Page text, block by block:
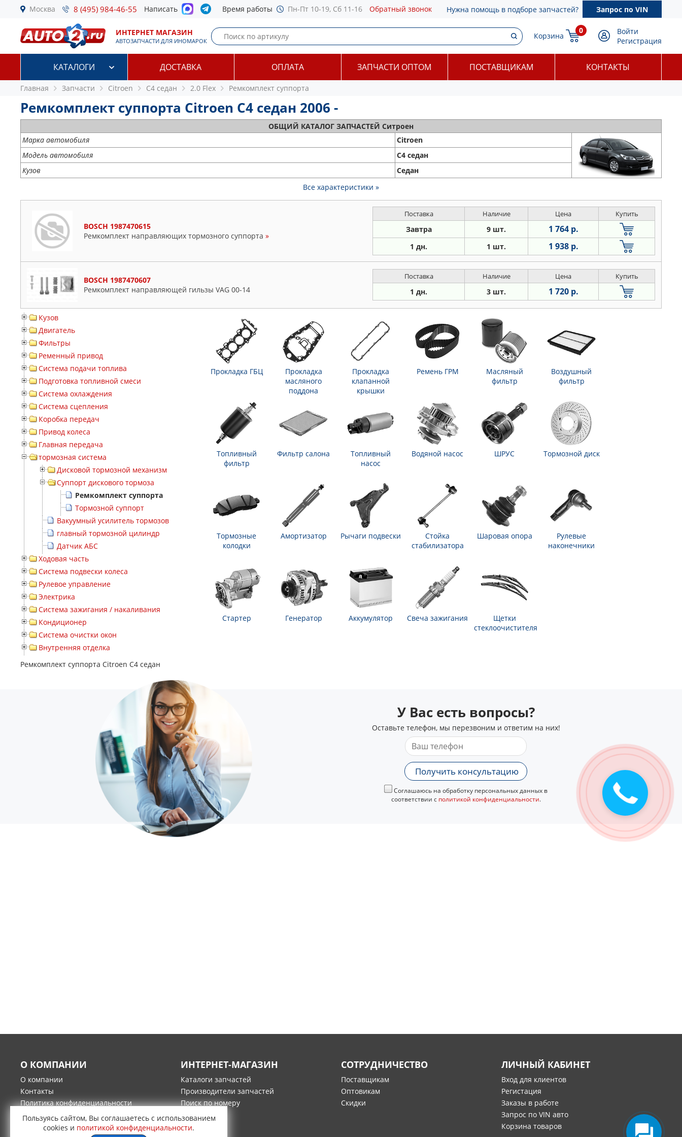
Москва 8 (495) 984-46-55 Написать Время работы Пн-Пт 10-19, Сб 11-16 Обратный звонок Нужна помощь в подборе запчастей? Запрос по VIN
ИНТЕРНЕТ МАГАЗИН
АВТОЗАПЧАСТИ ДЛЯ ИНОМАРОК
Корзина
0
Войти
Регистрация
КАТАЛОГИ ДОСТАВКА ОПЛАТА ЗАПЧАСТИ ОПТОМ ПОСТАВЩИКАМ КОНТАКТЫ
Главная Запчасти Citroen C4 седан 2.0 Flex Ремкомплект суппорта
Ремкомплект суппорта Citroen C4 седан 2006 -
ОБЩИЙ КАТАЛОГ ЗАПЧАСТЕЙ Ситроен
Марка автомобиля
Citroen
Модель автомобиля
C4 седан
Кузов
Седан
Все характеристики »
BOSCH 1987470615
Ремкомплект направляющих тормозного суппорта »
Поставка Наличие Цена Купить
Завтра 9 шт. 1 764 р.
1 дн. 1 шт. 1 938 р.
BOSCH 1987470607
Ремкомплект направляющей гильзы VAG 00-14
Поставка Наличие Цена Купить
1 дн. 3 шт. 1 720 р.
Кузов
Двигатель
Фильтры
Ременный привод
Система подачи топлива
Подготовка топливной смеси
Система охлаждения
Система сцепления
Коробка передач
Привод колеса
Главная передача
тормозная система
Дисковой тормозной механизм
Суппорт дискового тормоза
Ремкомплект суппорта
Тормозной суппорт
Вакуумный усилитель тормозов
главный тормозной цилиндр
Датчик АБС
Ходовая часть
Система подвески колеса
Рулевое управление
Электрика
Система зажигания / накаливания
Кондиционер
Система очистки окон
Внутренняя отделка
Прокладка ГБЦ
Прокладка
масляного
поддона
Прокладка
клапанной
крышки
Ремень ГРМ
Масляный
фильтр
Воздушный
фильтр
Топливный
фильтр
Фильтр салона
Топливный
насос
Водяной насос ШРУС Тормозной диск
Тормозные
колодки
Амортизатор Рычаги подвески
Стойка
стабилизатора
Шаровая опора
Рулевые
наконечники
Стартер Генератор Аккумулятор Свеча зажигания
Щетки
стеклоочистителя
Ремкомплект суппорта Citroen C4 седан
У Вас есть вопросы?
Оставьте телефон, мы перезвоним и ответим на них!
Получить консультацию
Соглашаюсь на обработку персональных данных в
соответствии с политикой конфиденциальности.
О КОМПАНИИ
О компании
Контакты
Политика конфиденциальности
Гарантия и возврат товара
ИНТЕРНЕТ-МАГАЗИН
Каталоги запчастей
Производители запчастей
Поиск по номеру
Доставка
СОТРУДНИЧЕСТВО
Поставщикам
Оптовикам
Скидки
ЛИЧНЫЙ КАБИНЕТ
Вход для клиентов
Регистация
Заказы в работе
Запрос по VIN авто
Корзина товаров
Пользуясь сайтом, Вы соглашаетесь с использованием
cookies и политикой конфиденциальности.